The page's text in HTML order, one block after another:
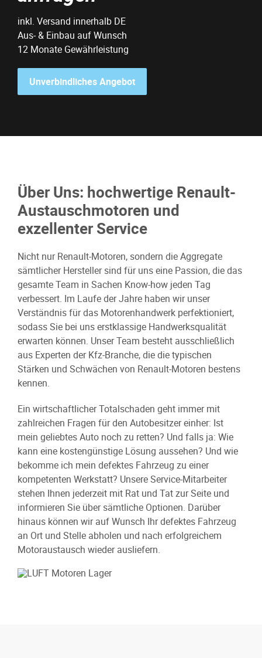
inkl. Versand innerhalb DE
Aus- & Einbau auf Wunsch
12 Monate Gewährleistung
Unverbindliches Angebot
Über Uns: hochwertige Renault-
Austauschmotoren und
exzellenter Service
Nicht nur Renault-Motoren, sondern die Aggregate
sämtlicher Hersteller sind für uns eine Passion, die das
gesamte Team in Sachen Know-how jeden Tag
verbessert. Im Laufe der Jahre haben wir unser
Verständnis für das Motorenhandwerk perfektioniert,
sodass Sie bei uns erstklassige Handwerksqualität
erwarten können. Unser Team besteht ausschließlich
aus Experten der Kfz-Branche, die die typischen
Stärken und Schwächen von Renault-Motoren bestens
kennen.
Ein wirtschaftlicher Totalschaden geht immer mit
zahlreichen Fragen für den Autobesitzer einher: Ist
mein geliebtes Auto noch zu retten? Und falls ja: Wie
kann eine kostengünstige Lösung aussehen? Und wie
bekomme ich mein defektes Fahrzeug zu einer
kompetenten Werkstatt? Unsere Service-Mitarbeiter
stehen Ihnen jederzeit mit Rat und Tat zur Seite und
informieren Sie über sämtliche Optionen. Darüber
hinaus können wir auf Wunsch Ihr defektes Fahrzeug
an Ort und Stelle abholen und nach erfolgreichem
Motoraustausch wieder ausliefern.